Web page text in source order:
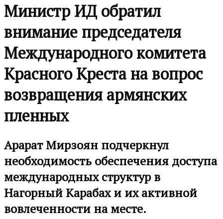
Министр ИД обратил
внимание председателя
Международного комитета
Красного Креста на вопрос
возвращения армянских
пленных
Арарат Мирзоян подчеркнул
необходимость обеспечения доступа
международных структур в
Нагорный Карабах и их активной
вовлеченности на месте.